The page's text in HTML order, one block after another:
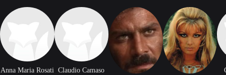
Anna Maria Rosati Claudio Camaso